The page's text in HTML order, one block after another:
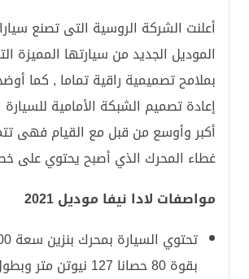
أعلنت الشركة الروسية التى تصنع
الموديل الجديد من سيارتها المميزة
بملامح تصميمية راقية تماما , كما
إعادة تصميم الشبكة الأمامية
أكبر وأوسع من قبل مع القيام فهى
غطاء المحرك الذي أصبح يحتوي على
مواصفات لادا نيفا موديل 2021
بقوة 80 حصانا 127 نيوتن متر وبطول 4.40 متر.